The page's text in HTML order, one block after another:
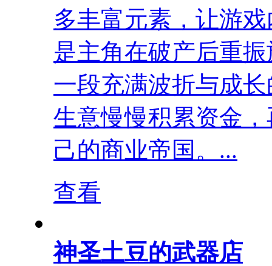
多丰富元素，让游
是主角在破产后重
一段充满波折与成
生意慢慢积累资金
己的商业帝国。...
查看
神圣土豆的武器店